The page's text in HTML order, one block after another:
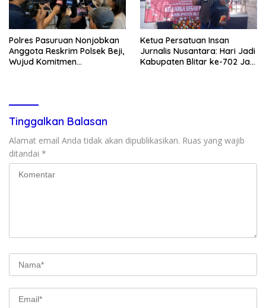
Polres Pasuruan Nonjobkan
Anggota Reskrim Polsek Beji,
Wujud Komitmen
Ketua Persatuan Insan
Jurnalis Nusantara: Hari Jadi
Kabupaten Blitar ke-702 Jadi
Tinggalkan Balasan
Alamat email Anda tidak akan dipublikasikan. Ruas yang wajib
ditandai *